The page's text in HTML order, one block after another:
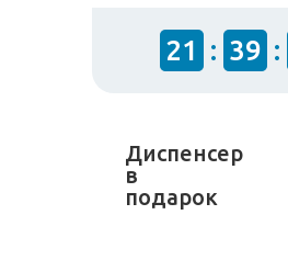
21 : 39 :
Диспенсер
в
подарок